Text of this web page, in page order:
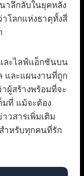
าลึกลับในยุคหลัง
โลกแห่งธาตุทั้งสี่
ละไลฟ์แอ็กชันบน
และแผนงานที่ถูก
ผู้สร้างพร้อมที่จะ
ที่ แม้จะต้อง
วสารเพิ่มเติม
ำหรับทุกคนที่รัก